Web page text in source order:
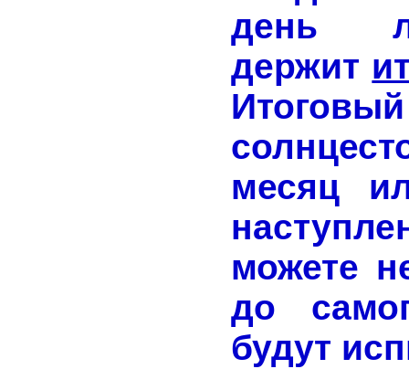
день
держит
месяц
можете
до
будут